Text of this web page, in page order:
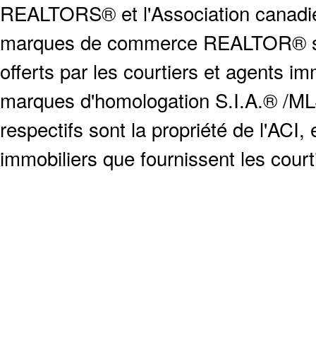
REALTORS® et l'Association
marques de commerce
offerts par les courtiers et agents
marques d'homologation S.I.A.® /
respectifs sont la propriété de
immobiliers que fournissent les